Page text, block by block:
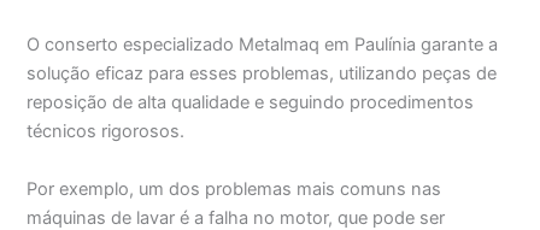
O conserto especializado Metalmaq em Paulínia garante a
solução eficaz para esses problemas, utilizando peças de
reposição de alta qualidade e seguindo procedimentos
técnicos rigorosos.
Por exemplo, um dos problemas mais comuns nas
máquinas de lavar é a falha no motor, que pode ser